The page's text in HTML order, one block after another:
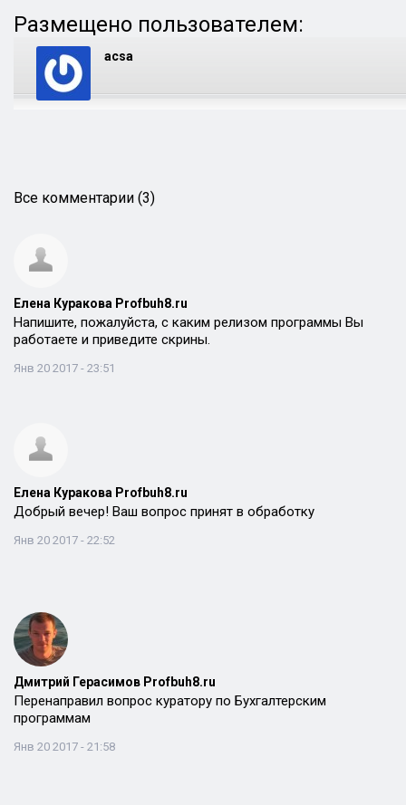
Размещено пользователем:
acsa
Все комментарии (3)
Елена Куракова Profbuh8.ru
Напишите, пожалуйста, с каким релизом программы Вы
работаете и приведите скрины.
Янв 20 2017 - 23:51
Елена Куракова Profbuh8.ru
Добрый вечер! Ваш вопрос принят в обработку
Янв 20 2017 - 22:52
Дмитрий Герасимов Profbuh8.ru
Перенаправил вопрос куратору по Бухгалтерским
программам
Янв 20 2017 - 21:58